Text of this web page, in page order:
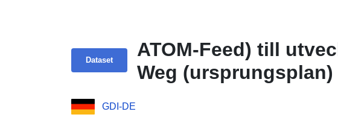
Dataset
ATOM-Feed) till
Weg
GDI-DE